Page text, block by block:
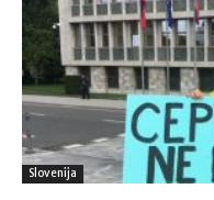
Slovenija